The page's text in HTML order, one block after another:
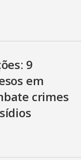
9
em
crimes